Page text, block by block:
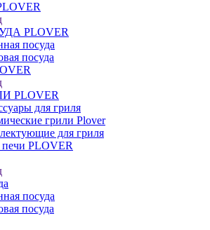
PLOVER
посуда
посуда
PLOVER
для гриля
грили Plover
для гриля
PLOVER
посуда
посуда